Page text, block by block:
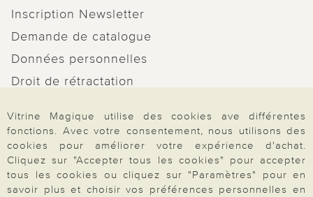
Inscription Newsletter
Demande de catalogue
Données personnelles
Droit de rétractation
Paiement & Livraison
Vitrine Magique utilise des cookies ave différentes
fonctions. Avec votre consentement, nous utilisons des
cookies pour améliorer votre expérience d'achat.
Cliquez sur "Accepter tous les cookies" pour accepter
tous les cookies ou cliquez sur "Paramètres" pour en
savoir plus et choisir vos préférences personnelles en